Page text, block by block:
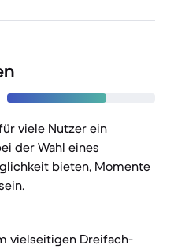
viele Nutzer ein
der Wahl eines
bieten, Momente
vielseitigen Dreifach-